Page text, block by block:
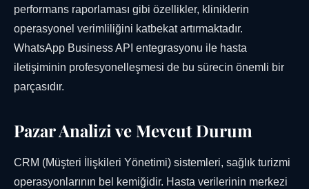
performans raporlaması gibi özellikler, kliniklerin
operasyonel verimliliğini katbekat artırmaktadır.
WhatsApp Business API entegrasyonu ile hasta
iletişiminin profesyonelleşmesi de bu sürecin önemli bir
parçasıdır.
Pazar Analizi ve Mevcut Durum
CRM (Müşteri İlişkileri Yönetimi) sistemleri, sağlık turizmi
operasyonlarının bel kemiğidir. Hasta verilerinin merkezi